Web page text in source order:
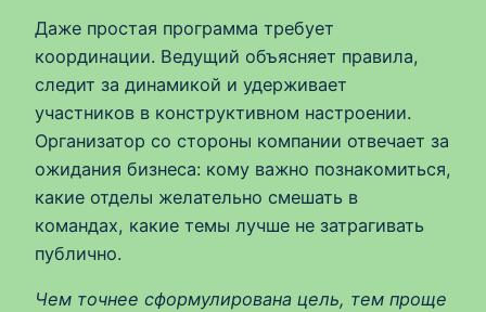
Даже простая программа требует
координации. Ведущий объясняет правила,
следит за динамикой и удерживает
участников в конструктивном настроении.
Организатор со стороны компании отвечает за
ожидания бизнеса: кому важно познакомиться,
какие отделы желательно смешать в
командах, какие темы лучше не затрагивать
публично.
Чем точнее сформулирована цель, тем проще